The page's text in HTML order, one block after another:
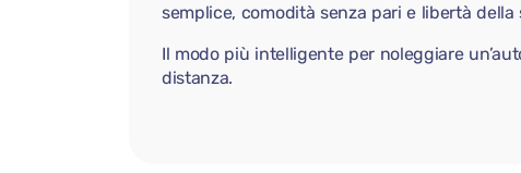
semplice, comodità senza pari e libertà della
Il modo più intelligente per noleggiare
distanza.